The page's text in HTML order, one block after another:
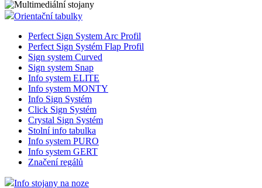
Orientační tabulky
Perfect Sign System Arc Profil
Perfect Sign Systém Flap Profil
Sign system Curved
Sign system Snap
Info system ELITE
Info system MONTY
Info Sign Systém
Click Sign Systém
Crystal Sign Systém
Stolní info tabulka
Info system PURO
Info system GERT
Značení regálů
Info stojany na noze